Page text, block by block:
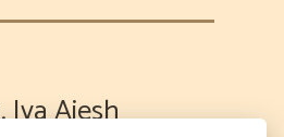
Iva Aiesh